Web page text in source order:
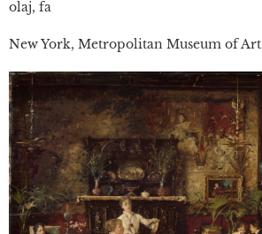
olaj, fa
New York, Metropolitan Museum of Art